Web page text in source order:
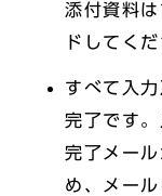
添付資料
ドしてくだ
すべて入
完了です
完了メー
め、メー